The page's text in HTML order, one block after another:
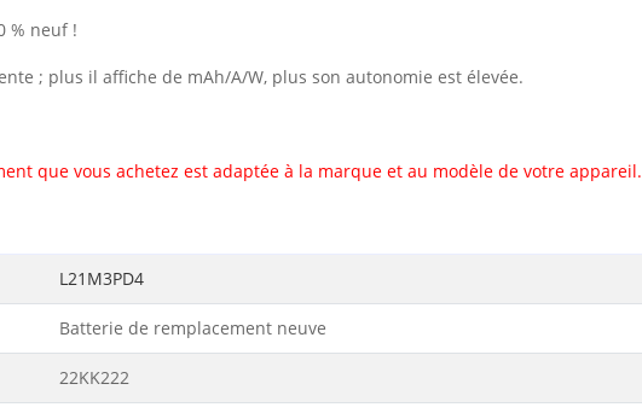
% neuf !
; plus il affiche de mAh/A/W, plus son autonomie est élevée.
que vous achetez est adaptée à la marque et au modèle de votre appareil.
L21M3PD4
Batterie de remplacement neuve
22KK222